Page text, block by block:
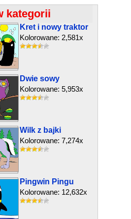
kategorii
Kret i nowy traktor
Kolorowane: 2,581x
Dwie sowy
Kolorowane: 5,953x
Wilk z bajki
Kolorowane: 7,274x
Pingwin Pingu
Kolorowane: 12,632x